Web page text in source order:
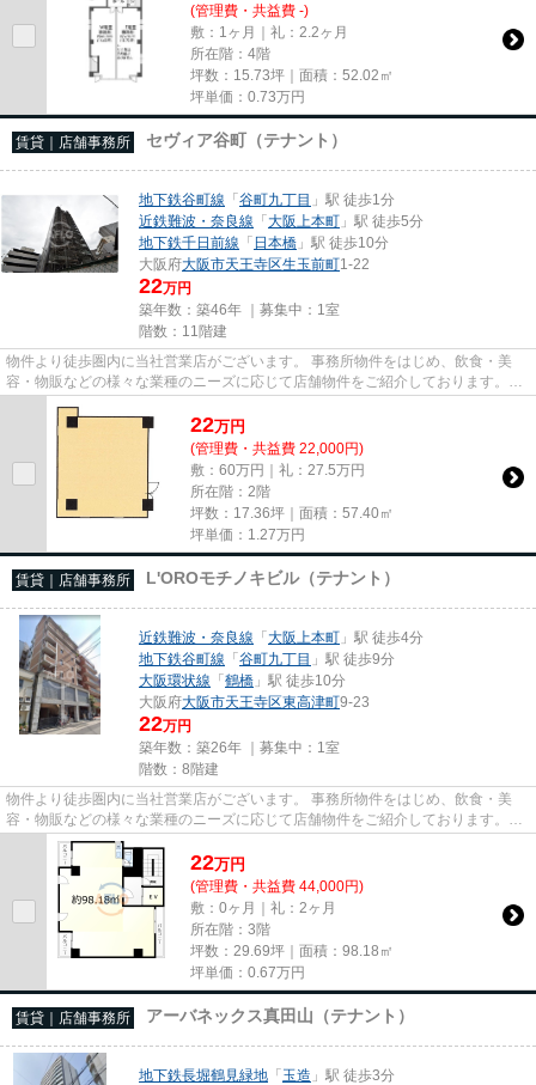
(管理費・共益費 -)
敷：1ヶ月｜礼：2.2ヶ月
所在階：4階
坪数：15.73坪｜面積：52.02㎡
坪単価： 0.73万円
賃貸｜店舗事務所 セヴィア谷町（テナント）
地下鉄谷町線 「谷町九丁目 」駅 徒歩1分
近鉄難波・奈良線 「大阪上本町 」駅 徒歩5分
地下鉄千日前線 「 日本橋 」駅 徒歩10分
大阪府大阪市天王寺区生玉前町1-22
22万円
築年数：築46年 ｜募集中： 1室
階数：11階建
物件より徒歩圏内に当社営業店がございます。 事務所物件をはじめ、飲食・美
容・物販などの様々な業種のニーズに応じて店舗物件をご紹介しております。
尚、弊社ではおとり広告は一切...
22万円
(管理費・共益費 22,000円)
敷：60万円｜礼：27.5万円
所在階：2階
坪数：17.36坪｜面積：57.40㎡
坪単価： 1.27万円
賃貸｜店舗事務所 L'OROモチノキビル（テナント）
近鉄難波・奈良線 「大阪上本町 」駅 徒歩4分
地下鉄谷町線 「谷町九丁目 」駅 徒歩9分
大阪環状線 「鶴橋 」駅 徒歩10分
大阪府大阪市天王寺区東高津町9-23
22万円
築年数：築26年 ｜募集中： 1室
階数：8階建
物件より徒歩圏内に当社営業店がございます。 事務所物件をはじめ、飲食・美
容・物販などの様々な業種のニーズに応じて店舗物件をご紹介しております。
尚、弊社ではおとり広告は一切...
22万円
(管理費・共益費 44,000円)
敷：0ヶ月｜礼：2ヶ月
所在階：3階
坪数：29.69坪｜面積：98.18㎡
坪単価： 0.67万円
賃貸｜店舗事務所 アーバネックス真田山（テナント）
地下鉄長堀鶴見緑地 「玉造 」駅 徒歩3分